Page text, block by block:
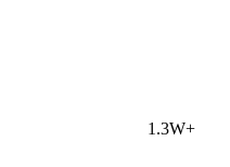
1.3W+